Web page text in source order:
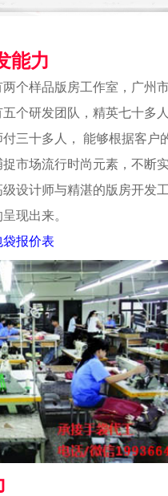
能力
个样品版房工作室，广州
个研发团队，精英七十多
三十多人， 能够根据客户
市场流行时尚元素，不断
设计师与精湛的版房开发
现出来。
报价表